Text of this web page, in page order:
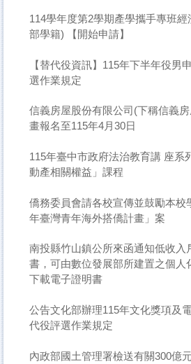
114學年度第2學期產學攜手專班
部學籍) 【開始申請】
【替代役資訊】115年下半年役男
選作業規定
信義房屋股份有限公司(下稱信義
畫報名至115年4月30日
115年臺中市政府法治教育講 座系
動產相關權益」課程
僑務委員會請各校宣傳並鼓勵本校
年臺灣青年海外搭僑計畫」案
南投縣竹山鎮公所來函通知低收入
書，可由數位發展部所建置之個人
下載電子證明書
公告文化部辦理115年文化獎項及
代役評選作業規定
內政部國土管理署檢送有關300億